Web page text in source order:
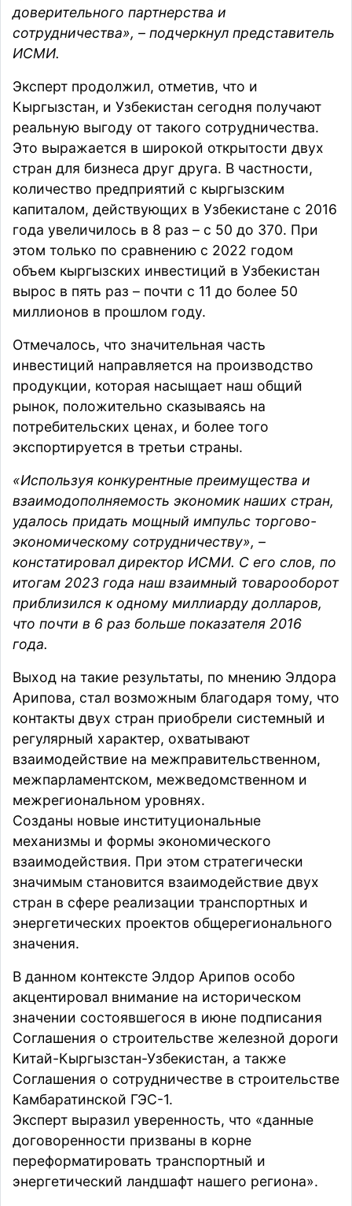
доверительного партнерства и
сотрудничества», – подчеркнул представитель
ИСМИ.
Эксперт продолжил, отметив, что и
Кыргызстан, и Узбекистан сегодня получают
реальную выгоду от такого сотрудничества.
Это выражается в широкой открытости двух
стран для бизнеса друг друга. В частности,
количество предприятий с кыргызским
капиталом, действующих в Узбекистане с 2016
года увеличилось в 8 раз – с 50 до 370. При
этом только по сравнению с 2022 годом
объем кыргызских инвестиций в Узбекистан
вырос в пять раз – почти с 11 до более 50
миллионов в прошлом году.
Отмечалось, что значительная часть
инвестиций направляется на производство
продукции, которая насыщает наш общий
рынок, положительно сказываясь на
потребительских ценах, и более того
экспортируется в третьи страны.
«Используя конкурентные преимущества и
взаимодополняемость экономик наших стран,
удалось придать мощный импульс торгово-
экономическому сотрудничеству», –
констатировал директор ИСМИ. С его слов, по
итогам 2023 года наш взаимный товарооборот
приблизился к одному миллиарду долларов,
что почти в 6 раз больше показателя 2016
года.
Выход на такие результаты, по мнению Элдора
Арипова, стал возможным благодаря тому, что
контакты двух стран приобрели системный и
регулярный характер, охватывают
взаимодействие на межправительственном,
межпарламентском, межведомственном и
межрегиональном уровнях.
Созданы новые институциональные
механизмы и формы экономического
взаимодействия. При этом стратегически
значимым становится взаимодействие двух
стран в сфере реализации транспортных и
энергетических проектов общерегионального
значения.
В данном контексте Элдор Арипов особо
акцентировал внимание на историческом
значении состоявшегося в июне подписания
Соглашения о строительстве железной дороги
Китай-Кыргызстан-Узбекистан, а также
Соглашения о сотрудничестве в строительстве
Камбаратинской ГЭС-1.
Эксперт выразил уверенность, что «данные
договоренности призваны в корне
переформатировать транспортный и
энергетический ландшафт нашего региона».